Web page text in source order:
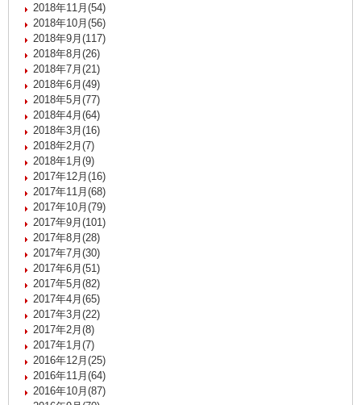
2018年11月(54)
2018年10月(56)
2018年9月(117)
2018年8月(26)
2018年7月(21)
2018年6月(49)
2018年5月(77)
2018年4月(64)
2018年3月(16)
2018年2月(7)
2018年1月(9)
2017年12月(16)
2017年11月(68)
2017年10月(79)
2017年9月(101)
2017年8月(28)
2017年7月(30)
2017年6月(51)
2017年5月(82)
2017年4月(65)
2017年3月(22)
2017年2月(8)
2017年1月(7)
2016年12月(25)
2016年11月(64)
2016年10月(87)